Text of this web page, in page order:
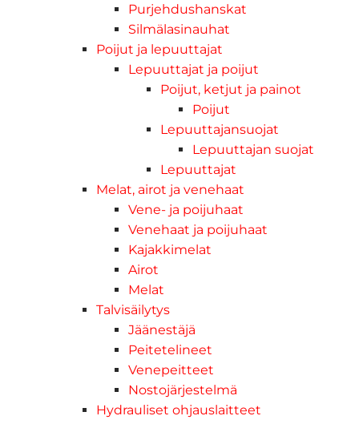
Purjehdushanskat
Silmälasinauhat
Poijut ja lepuuttajat
Lepuuttajat ja poijut
Poijut, ketjut ja painot
Poijut
Lepuuttajansuojat
Lepuuttajan suojat
Lepuuttajat
Melat, airot ja venehaat
Vene- ja poijuhaat
Venehaat ja poijuhaat
Kajakkimelat
Airot
Melat
Talvisäilytys
Jäänestäjä
Peitetelineet
Venepeitteet
Nostojärjestelmä
Hydrauliset ohjauslaitteet